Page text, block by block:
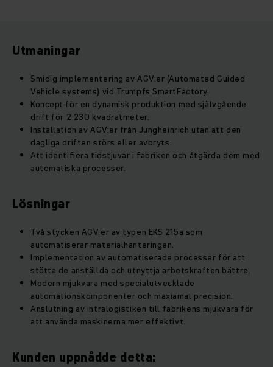
Utmaningar
Smidig implementering av AGV:er (Automated Guided
Vehicle systems) vid Trumpfs SmartFactory.
Koncept för en dynamisk produktion med självgående
drift för 2 230 kvadratmeter.
Installation av AGV:er från Jungheinrich utan att den
dagliga driften störs eller avbryts.
Att identifiera tidstjuvar i fabriken och åtgärda dem med
automatiska processer.
Lösningar
Två stycken AGV:er av typen EKS 215a som
automatiserar materialhanteringen.
Implementation av automatiserade processer för att
stötta de anställda och utnyttja arbetskraften bättre.
Modern mjukvara med specialutvecklade
automationskomponenter och maxiamal precision.
Anslutning av intralogistiken till fabrikens mjukvara för
att använda maskinerna mer effektivt.
Kunden uppnådde detta: